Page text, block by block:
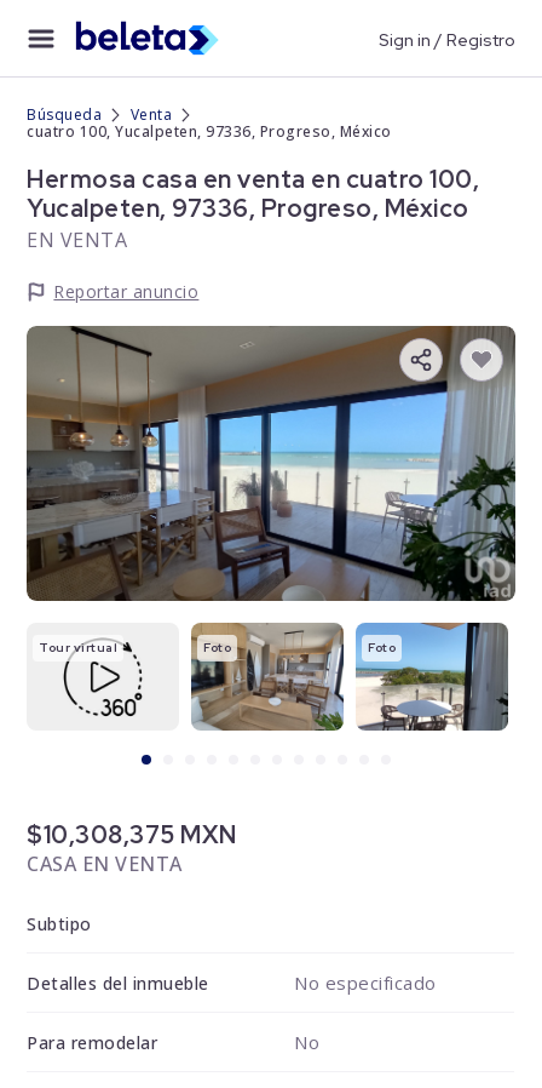
Sign in / Registro
Búsqueda
Venta
cuatro 100, Yucalpeten, 97336, Progreso, México
Hermosa casa en venta en cuatro 100,
Yucalpeten, 97336, Progreso, México
EN VENTA
Reportar anuncio
Tour virtual Foto Foto
$10,308,375 MXN
CASA EN VENTA
Subtipo
Detalles del inmueble No especificado
Para remodelar No